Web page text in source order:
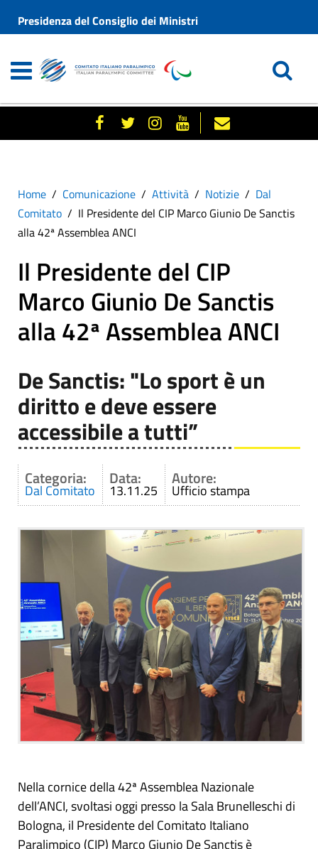
Presidenza del Consiglio dei Ministri
Home Comunicazione Attività Notizie
Dal
Comitato
Il Presidente del CIP Marco Giunio De Sanctis
alla 42ª Assemblea ANCI
Il Presidente del CIP
Marco Giunio De Sanctis
alla 42ª Assemblea ANCI
De Sanctis: "Lo sport è un
diritto e deve essere
accessibile a tutti”
Categoria:
Dal Comitato
Data:
13.11.25
Autore:
Ufficio stampa
Nella cornice della 42ª Assemblea Nazionale
dell’ANCI, svoltasi oggi presso la Sala Brunelleschi di
Bologna, il Presidente del Comitato Italiano
Paralimpico (CIP) Marco Giunio De Sanctis è